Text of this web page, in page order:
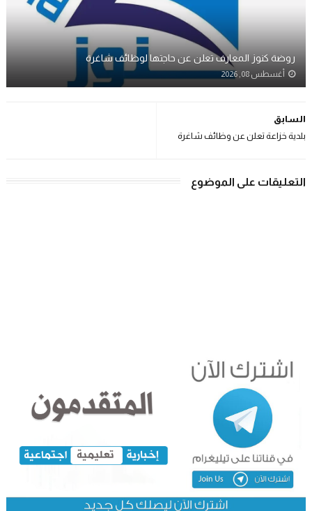
روضة كنوز المعارف تعلن عن حاجتها لوظائف شاغرة
أغسطس 08, 2026
السابق
بلدية خزاعة تعلن عن وظائف شاغرة
التعليقات على الموضوع